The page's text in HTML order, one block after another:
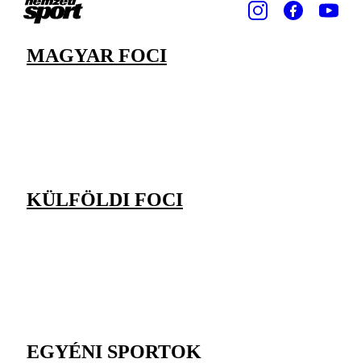
MAGYAR FOCI
KÜLFÖLDI FOCI
EGYÉNI SPORTOK